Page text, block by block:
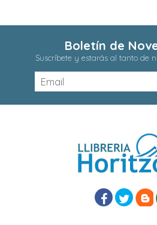
Boletín de
Suscríbete y estarás al tanto de